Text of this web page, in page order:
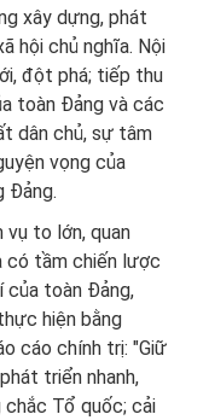
xây dựng, phát
hội chủ nghĩa. Nội
đột phá; tiếp thu
toàn Đảng và các
dân chủ, sự tâm
vọng của
Đảng.
vụ to lớn, quan
có tầm chiến lược
của toàn Đảng,
hiện bằng
cáo chính trị: "Giữ
triển nhanh,
Tổ quốc; cải